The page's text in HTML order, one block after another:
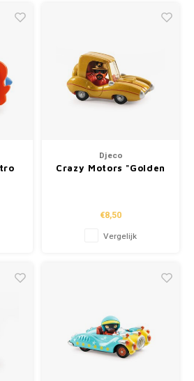
Djeco
Crazy Motors "Golden
€8,50
Vergelijk